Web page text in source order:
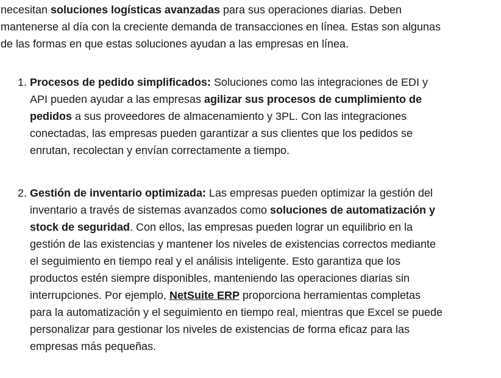
necesitan soluciones logísticas avanzadaspara sus operaciones diarias. Deben
mantenerse al día con la creciente demanda de transacciones en línea. Estas son algunas
de las formas en que estas soluciones ayudan a las empresas en línea.
Procesos de pedido simplificados: Soluciones como las integraciones de EDI y
API pueden ayudar a las empresas agilizar sus procesos de cumplimiento de
pedidosa sus proveedores de almacenamiento y 3PL. Con las integraciones
conectadas, las empresas pueden garantizar a sus clientes que los pedidos se
enrutan, recolectan y envían correctamente a tiempo.
Gestión de inventario optimizada: Las empresas pueden optimizar la gestión del
inventario a través de sistemas avanzados como soluciones de automatización y
stock de seguridad . Con ellos, las empresas pueden lograr un equilibrio en la
gestión de las existencias y mantener los niveles de existencias correctos mediante
el seguimiento en tiempo real y el análisis inteligente. Esto garantiza que los
productos estén siempre disponibles, manteniendo las operaciones diarias sin
interrupciones. Por ejemplo, NetSuite ERPproporciona herramientas completas
para la automatización y el seguimiento en tiempo real, mientras que Excel se puede
personalizar para gestionar los niveles de existencias de forma eficaz para las
empresas más pequeñas.